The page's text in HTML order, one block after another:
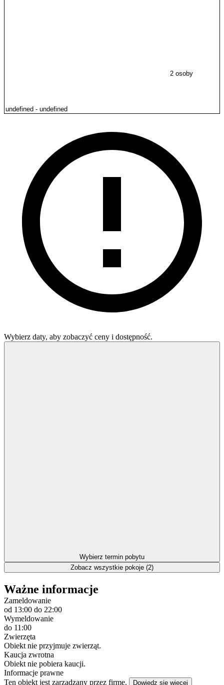
2 osoby
Wybierz daty, aby zobaczyć ceny i dostępność.
Wybierz termin pobytu
Zobacz wszystkie pokoje (2)
Ważne informacje
Zameldowanie
od 13:00 do 22:00
Wymeldowanie
do 11:00
Zwierzęta
Obiekt nie przyjmuje zwierząt.
Kaucja zwrotna
Obiekt nie pobiera kaucji.
Informacje prawne
Ten obiekt jest zarządzany przez firmę.
Dowiedz się więcej